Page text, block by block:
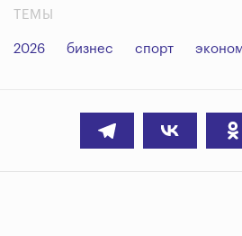
ТЕМЫ
2026 бизнес спорт